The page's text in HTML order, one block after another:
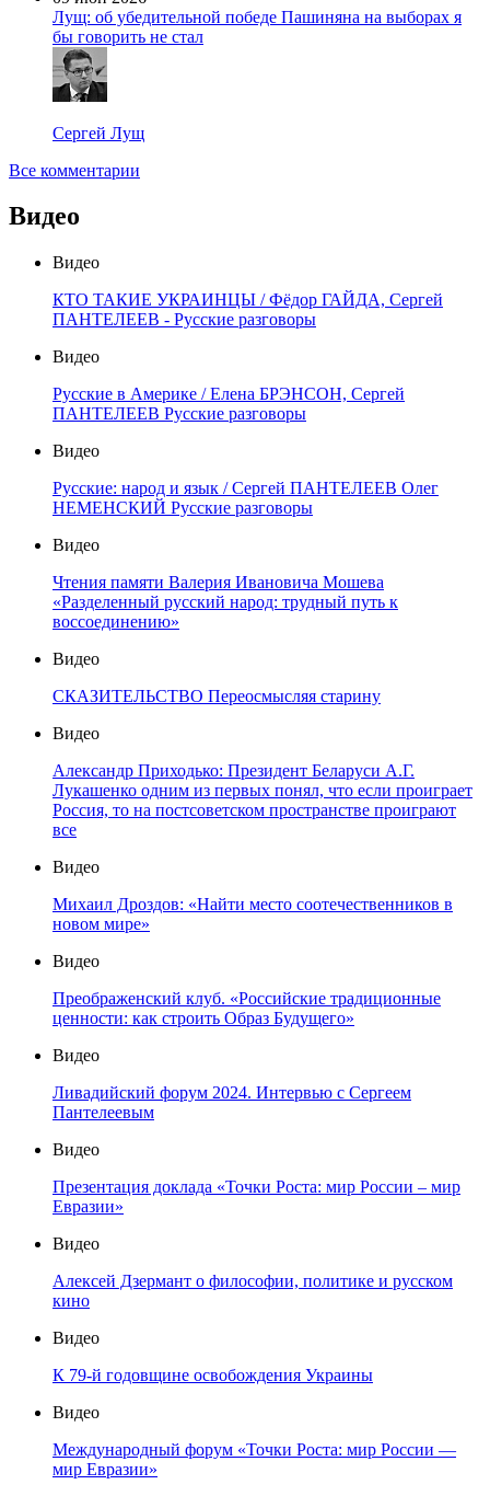
Лущ: об убедительной победе Пашиняна на выборах я
бы говорить не стал
Сергей Лущ
Все комментарии
Видео
Видео
КТО ТАКИЕ УКРАИНЦЫ / Фёдор ГАЙДА, Сергей
ПАНТЕЛЕЕВ - Русские разговоры
Видео
Русские в Америке / Елена БРЭНСОН, Сергей
ПАНТЕЛЕЕВ Русские разговоры
Видео
Русские: народ и язык / Сергей ПАНТЕЛЕЕВ Олег
НЕМЕНСКИЙ Русские разговоры
Видео
Чтения памяти Валерия Ивановича Мошева
«Разделенный русский народ: трудный путь к
воссоединению»
Видео
СКАЗИТЕЛЬСТВО Переосмысляя старину
Видео
Александр Приходько: Президент Беларуси А.Г.
Лукашенко одним из первых понял, что если проиграет
Россия, то на постсоветском пространстве проиграют
все
Видео
Михаил Дроздов: «Найти место соотечественников в
новом мире»
Видео
Преображенский клуб. «Российские традиционные
ценности: как строить Образ Будущего»
Видео
Ливадийский форум 2024. Интервью с Сергеем
Пантелеевым
Видео
Презентация доклада «Точки Роста: мир России – мир
Евразии»
Видео
Алексей Дзермант о философии, политике и русском
кино
Видео
К 79-й годовщине освобождения Украины
Видео
Международный форум «Точки Роста: мир России —
мир Евразии»